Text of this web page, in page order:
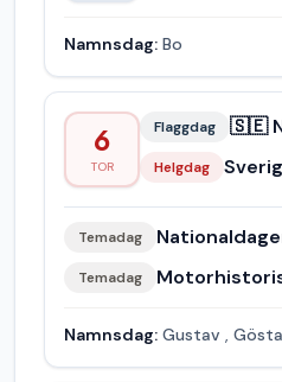
Namnsdag: Bo
6
TOR
Flaggdag 🇸🇪
Helgdag
Temadag
Temadag
Namnsdag: Gustav , Gösta